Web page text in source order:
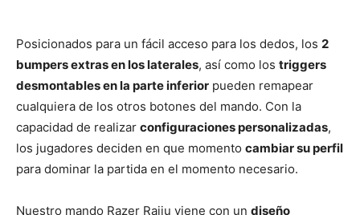
Posicionados para un fácil acceso para los dedos, los 2
bumpers extras en los laterales, así como los triggers
desmontables en la parte inferior pueden remapear
cualquiera de los otros botones del mando. Con la
capacidad de realizar configuraciones personalizadas,
los jugadores deciden en que momento cambiar su perfil
para dominar la partida en el momento necesario.
Nuestro mando Razer Raiju viene con un diseño